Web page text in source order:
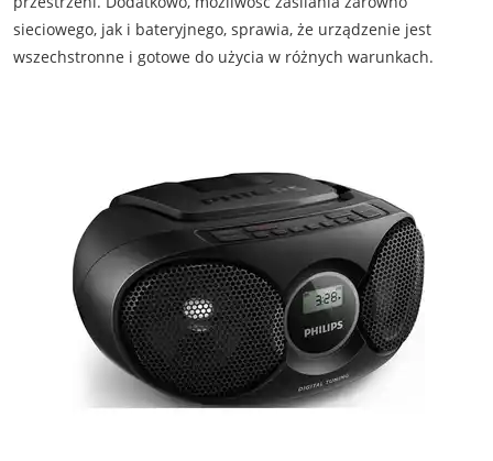
sieciowego, jak i bateryjnego, sprawia, że urządzenie jest
wszechstronne i gotowe do użycia w różnych warunkach.